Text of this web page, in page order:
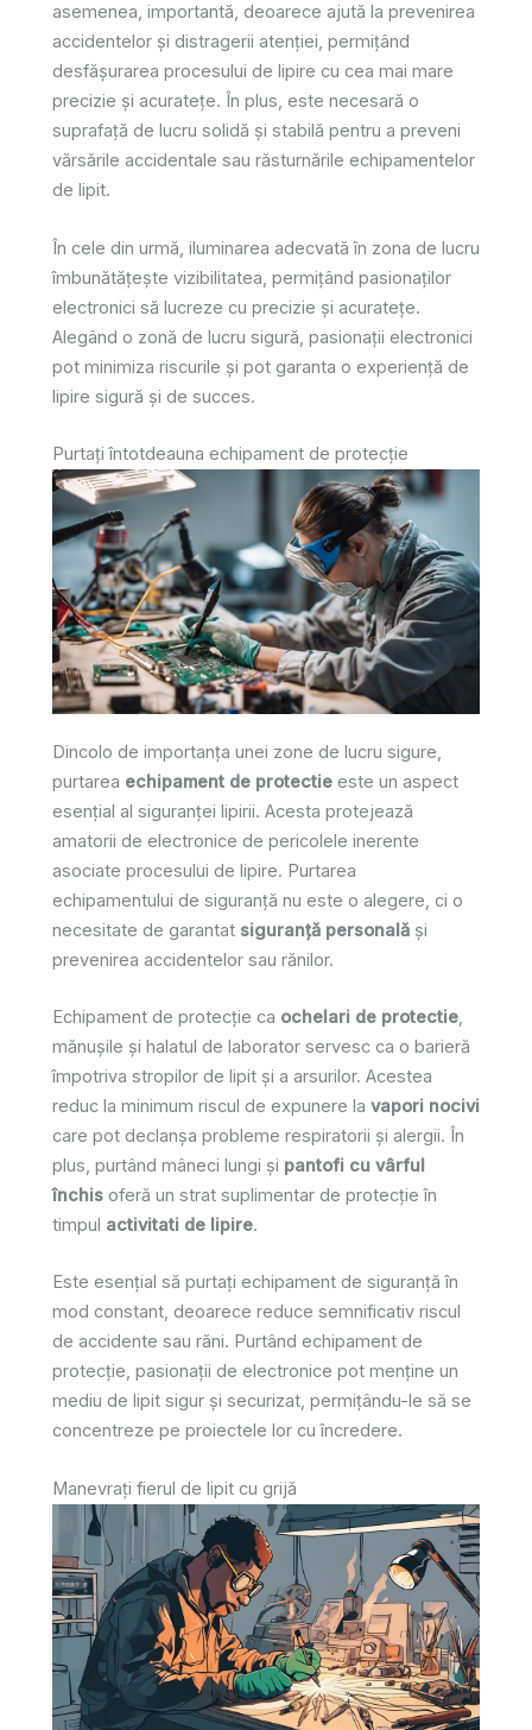
asemenea, importantă, deoarece ajută la prevenirea
accidentelor și distragerii atenției, permițând
desfășurarea procesului de lipire cu cea mai mare
precizie și acuratețe. În plus, este necesară o
suprafață de lucru solidă și stabilă pentru a preveni
vărsările accidentale sau răsturnările echipamentelor
de lipit.
În cele din urmă, iluminarea adecvată în zona de lucru
îmbunătățește vizibilitatea, permițând pasionaților
electronici să lucreze cu precizie și acuratețe.
Alegând o zonă de lucru sigură, pasionații electronici
pot minimiza riscurile și pot garanta o experiență de
lipire sigură și de succes.
Purtați întotdeauna echipament de protecție
Dincolo de importanța unei zone de lucru sigure,
purtarea echipament de protectie este un aspect
esențial al siguranței lipirii. Acesta protejează
amatorii de electronice de pericolele inerente
asociate procesului de lipire. Purtarea
echipamentului de siguranță nu este o alegere, ci o
necesitate de garantat siguranță personală și
prevenirea accidentelor sau rănilor.
Echipament de protecție ca ochelari de protectie,
mănușile și halatul de laborator servesc ca o barieră
împotriva stropilor de lipit și a arsurilor. Acestea
reduc la minimum riscul de expunere la vapori nocivi
care pot declanșa probleme respiratorii și alergii. În
plus, purtând mâneci lungi și pantofi cu vârful
închis oferă un strat suplimentar de protecție în
timpul activitati de lipire.
Este esențial să purtați echipament de siguranță în
mod constant, deoarece reduce semnificativ riscul
de accidente sau răni. Purtând echipament de
protecție, pasionații de electronice pot menține un
mediu de lipit sigur și securizat, permițându-le să se
concentreze pe proiectele lor cu încredere.
Manevrați fierul de lipit cu grijă